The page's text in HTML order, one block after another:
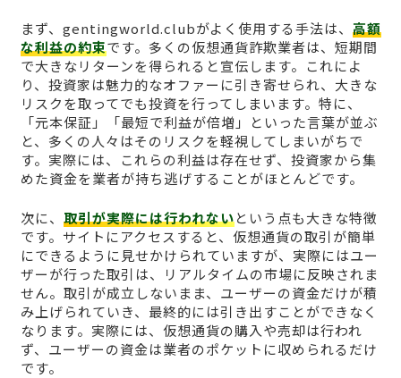
まず、gentingworld.clubがよく使用する手法は、 高額
な利益の約束です。多くの仮想通貨詐欺業者は、短期間
で大きなリターンを得られると宣伝します。これによ
り、投資家は魅力的なオファーに引き寄せられ、大きな
リスクを取ってでも投資を行ってしまいます。特に、
「元本保証」「最短で利益が倍増」といった言葉が並ぶ
と、多くの人々はそのリスクを軽視してしまいがちで
す。実際には、これらの利益は存在せず、投資家から集
めた資金を業者が持ち逃げすることがほとんどです。
次に、 取引が実際には行われないという点も大きな特徴
です。サイトにアクセスすると、仮想通貨の取引が簡単
にできるように見せかけられていますが、実際にはユー
ザーが行った取引は、リアルタイムの市場に反映されま
せん。取引が成立しないまま、ユーザーの資金だけが積
み上げられていき、最終的には引き出すことができなく
なります。実際には、仮想通貨の購入や売却は行われ
ず、ユーザーの資金は業者のポケットに収められるだけ
です。